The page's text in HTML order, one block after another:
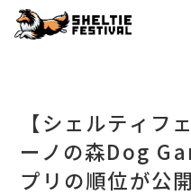
【シェルティ
ーノの森Dog
プリの順位が公